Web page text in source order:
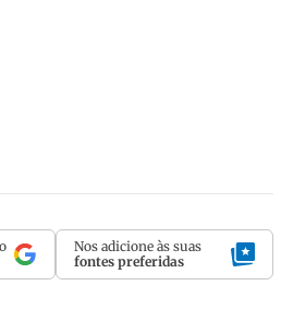
Nos adicione às suas
fontes preferidas